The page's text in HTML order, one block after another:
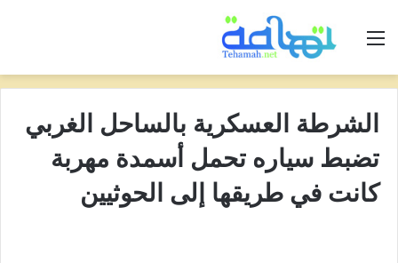
القائمة
الشرطة العسكرية بالساحل الغربي
تضبط سياره تحمل أسمدة مهربة
كانت في طريقها إلى الحوثيين